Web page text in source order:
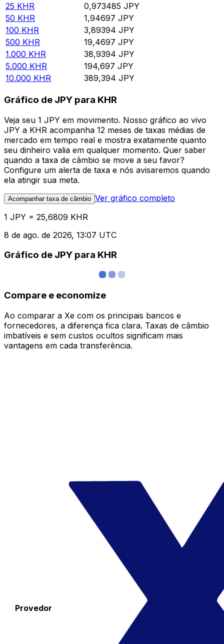
25 KHR 0,973485 JPY
50 KHR 1,94697 JPY
100 KHR 3,89394 JPY
500 KHR 19,4697 JPY
1.000 KHR 38,9394 JPY
5.000 KHR 194,697 JPY
10.000 KHR 389,394 JPY
Gráfico de JPY para KHR
Veja seu 1 JPY em movimento. Nosso gráfico ao vivo
JPY a KHR acompanha 12 meses de taxas médias de
mercado em tempo real e mostra exatamente quanto
seu dinheiro valia em qualquer momento. Quer saber
quando a taxa de câmbio se move a seu favor?
Configure um alerta de taxa e nós avisaremos quando
ela atingir sua meta.
Acompanhar taxa de câmbio Ver gráfico completo
1 JPY = 25,6809 KHR
8 de ago. de 2026, 13:07 UTC
Gráfico de JPY para KHR
Compare e economize
Ao comparar a Xe com os principais bancos e
fornecedores, a diferença fica clara. Taxas de câmbio
imbatíveis e sem custos ocultos significam mais
vantagens em cada transferência.
Provedor